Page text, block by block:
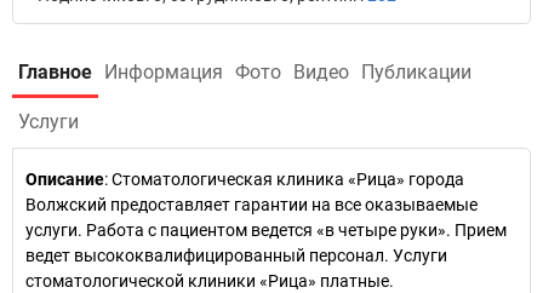
Главное Информация Фото Видео Публикации
Услуги
Описание: Стоматологическая клиника «Рица» города
Волжский предоставляет гарантии на все оказываемые
услуги. Работа с пациентом ведется «в четыре руки». Прием
ведет высококвалифицированный персонал. Услуги
стоматологической клиники «Рица» платные.